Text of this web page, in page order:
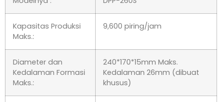
Kapasitas Produksi
Maks.:
9,600 piring/jam
Diameter dan
Kedalaman Formasi
Maks.:
240*170*15mm Maks.
Kedalaman 26mm (dibuat
khusus)